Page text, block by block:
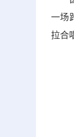
一场
拉合